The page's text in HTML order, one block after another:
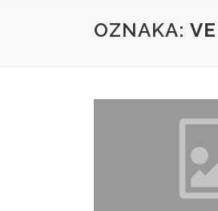
OZNAKA: